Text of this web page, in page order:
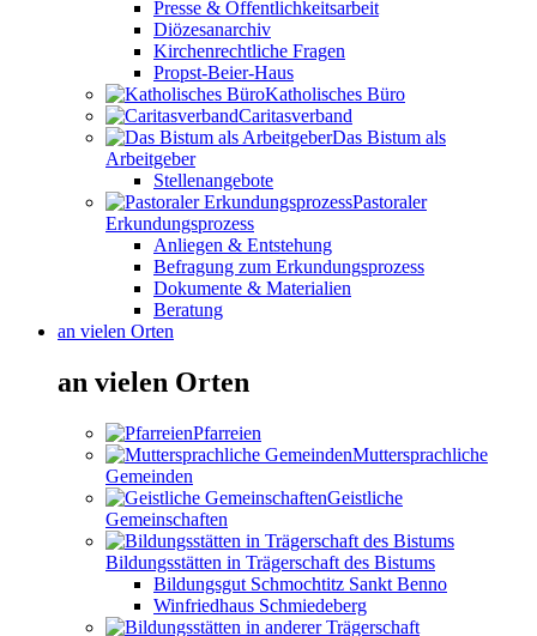
Presse & Öffentlichkeitsarbeit
Diözesanarchiv
Kirchenrechtliche Fragen
Propst-Beier-Haus
Katholisches Büro
Caritasverband
Das Bistum als
Arbeitgeber
Stellenangebote
Pastoraler
Erkundungsprozess
Anliegen & Entstehung
Befragung zum Erkundungsprozess
Dokumente & Materialien
Beratung
an vielen Orten
an vielen Orten
Pfarreien
Muttersprachliche
Gemeinden
Geistliche
Gemeinschaften
Bildungsstätten in Trägerschaft des Bistums
Bildungsgut Schmochtitz Sankt Benno
Winfriedhaus Schmiedeberg